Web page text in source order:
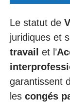
Le statut de
juridiques et
travail et l’
garantissent
les congés